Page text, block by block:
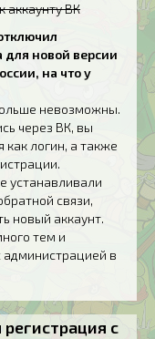
аккаунту ВК
новой версии
на что у
невозможны.
через ВК, вы
логин, а также
устанавливали
связи,
новый аккаунт.
тем и
администрацией в
с